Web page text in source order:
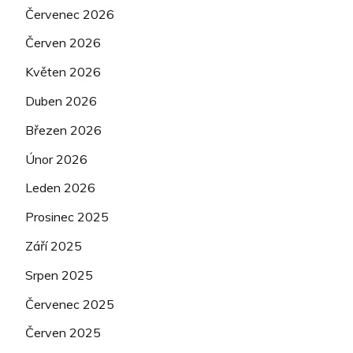
Červenec 2026
Červen 2026
Květen 2026
Duben 2026
Březen 2026
Únor 2026
Leden 2026
Prosinec 2025
Září 2025
Srpen 2025
Červenec 2025
Červen 2025